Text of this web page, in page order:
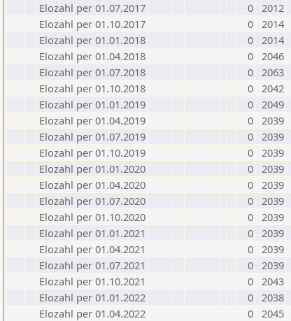
Elozahl per 01.07.2017
0 2012
Elozahl per 01.10.2017
0 2014
Elozahl per 01.01.2018
0 2014
Elozahl per 01.04.2018
0 2046
Elozahl per 01.07.2018
0 2063
Elozahl per 01.10.2018
0 2042
Elozahl per 01.01.2019
0 2049
Elozahl per 01.04.2019
0 2039
Elozahl per 01.07.2019
0 2039
Elozahl per 01.10.2019
0 2039
Elozahl per 01.01.2020
0 2039
Elozahl per 01.04.2020
0 2039
Elozahl per 01.07.2020
0 2039
Elozahl per 01.10.2020
0 2039
Elozahl per 01.01.2021
0 2039
Elozahl per 01.04.2021
0 2039
Elozahl per 01.07.2021
0 2039
Elozahl per 01.10.2021
0 2043
Elozahl per 01.01.2022
0 2038
Elozahl per 01.04.2022
0 2045